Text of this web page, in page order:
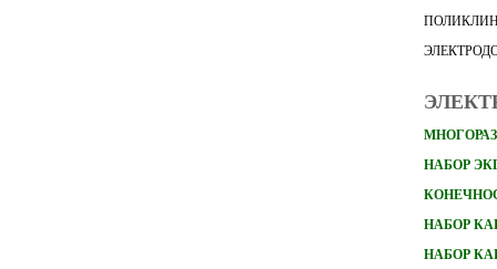
НАБОР
НАБОР
НАБОР